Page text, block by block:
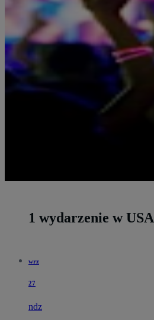
1 wydarzenie w USA
wrz
27
ndz